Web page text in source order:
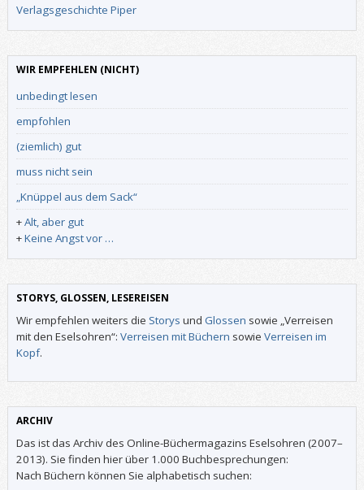
Verlagsgeschichte Piper
WIR EMPFEHLEN (NICHT)
unbedingt lesen
empfohlen
(ziemlich) gut
muss nicht sein
„Knüppel aus dem Sack“
+Alt, aber gut
+Keine Angst vor …
STORYS, GLOSSEN, LESEREISEN
Wir empfehlen weiters die Storys und Glossen sowie „Verreisen
mit den Eselsohren“: Verreisen mit Büchern sowie Verreisen im
Kopf.
ARCHIV
Das ist das Archiv des Online-Büchermagazins Eselsohren (2007–
2013). Sie finden hier über 1.000 Buchbesprechungen:
Nach Büchern können Sie alphabetisch suchen: